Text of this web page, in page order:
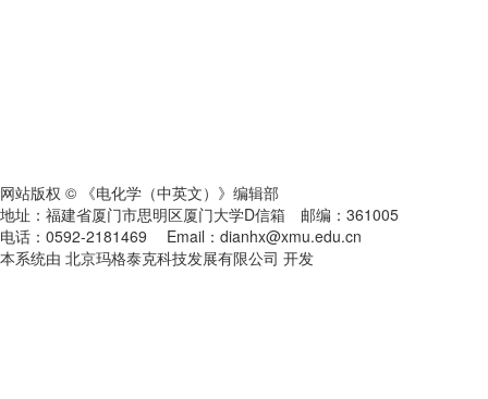
网站版权 © 《电化学（中英文）》编辑部
地址：福建省厦门市思明区厦门大学D信箱 邮编：361005
电话：0592-2181469 Email：dianhx@xmu.edu.cn
本系统由 北京玛格泰克科技发展有限公司 开发